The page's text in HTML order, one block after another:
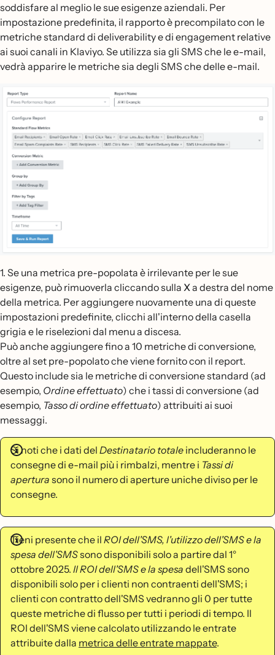
soddisfare al meglio le sue esigenze aziendali. Per
impostazione predefinita, il rapporto è precompilato con le
metriche standard di deliverability e di engagement relative
ai suoi canali in Klaviyo. Se utilizza sia gli SMS che le e-mail,
vedrà apparire le metriche sia degli SMS che delle e-mail.
1. Se una metrica pre-popolata è irrilevante per le sue
esigenze, può rimuoverla cliccando sulla Xa destra del nome
della metrica. Per aggiungere nuovamente una di queste
impostazioni predefinite, clicchi all'interno della casella
grigia e le riselezioni dal menu a discesa.
Può anche aggiungere fino a 10 metriche di conversione,
oltre al set pre-popolato che viene fornito con il report.
Questo include sia le metriche di conversione standard (ad
esempio, Ordine effettuato) che i tassi di conversione (ad
esempio, Tasso di ordine effettuato) attribuiti ai suoi
messaggi.
Si noti che i dati del Destinatario totale includeranno le
consegne di e-mail più i rimbalzi, mentre i Tassi di
apertura sono il numero di aperture uniche diviso per le
consegne.
Tieni presente che il ROI dell'SMS, l'utilizzo dell'SMS e la
spesa dell'SMSsono disponibili solo a partire dal 1°
ottobre 2025. Il ROI dell'SMS e la spesa dell'SMS sono
disponibili solo per i clienti non contraenti dell'SMS; i
clienti con contratto dell'SMS vedranno gli 0 per tutte
queste metriche di flusso per tutti i periodi di tempo. Il
ROI dell'SMS viene calcolato utilizzando le entrate
attribuite dalla metrica delle entrate mappate.